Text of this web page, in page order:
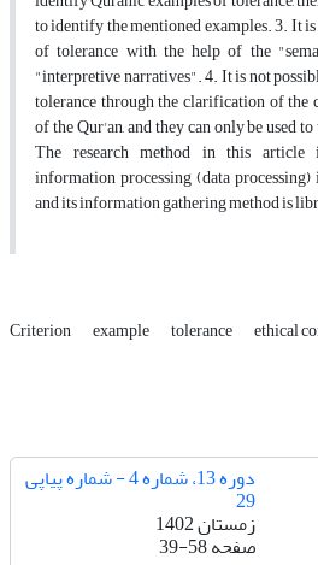
to identify the mentioned examples. 3. It
of tolerance with the help of the
"interpretive narratives". 4. It is not
tolerance through the clarification of the
of the Qur'an, and they can only be used
The research method in this article
information processing (data
and its information gathering method is
Criterion example tolerance ethical
دوره 13، شماره 4 - شماره پیاپی
29
زمستان 1402
صفحه39-58